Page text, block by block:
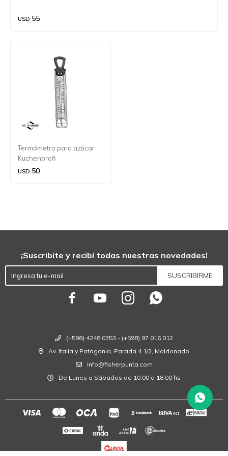
USD 55
Termómetro para azúcar
Kuchenprofi
USD 50
(+598) 4248 0353 - (+598) 97 016 012
Av. Italia y Patagonia, Parada 4 1/2, Maldonado
info@fisherpunta.com
De Lunes a Sábados de 10:00 a 18:00 hs
¡Suscribite y recibí todas nuestras novedades!
SUSCRIBIRME
   